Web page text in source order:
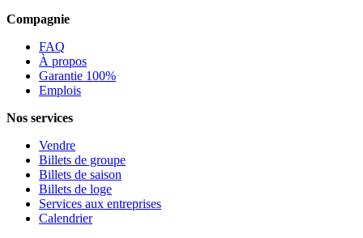
Compagnie
FAQ
À propos
Garantie 100%
Emplois
Nos services
Vendre
Billets de groupe
Billets de saison
Billets de loge
Services aux entreprises
Calendrier